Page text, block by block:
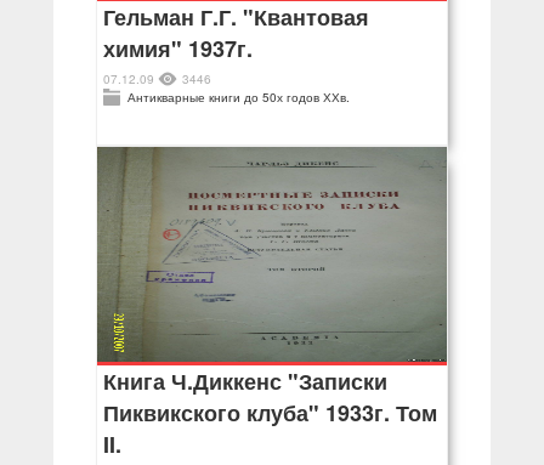
Гельман Г.Г. "Квантовая
химия" 1937г.
07.12.09
3446
Антикварные книги до 50х годов ХХв.
Книга Ч.Диккенс "Записки
Пиквикского клуба" 1933г. Том
II.